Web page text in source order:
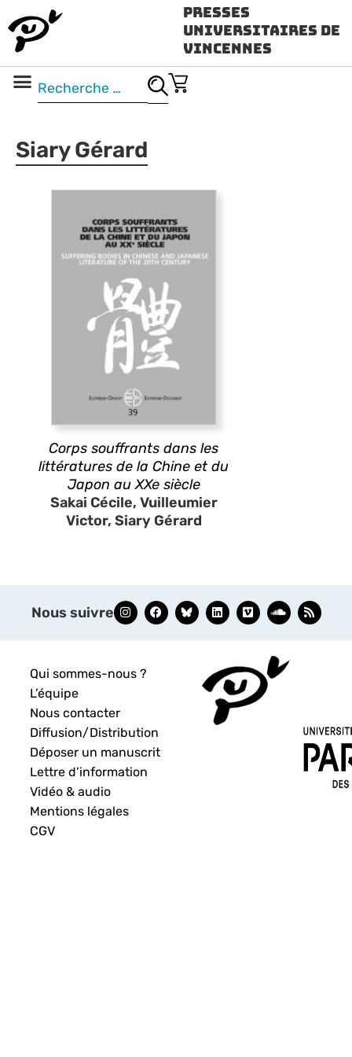
Presses
Universitaires de
Vincennes
Siary Gérard
Corps souffrants dans les
littératures de la Chine et du
Japon au XXe siècle
Sakai Cécile, Vuilleumier
Victor, Siary Gérard
Nous suivre
Qui sommes-nous ?
L’équipe
Nous contacter
Diffusion/Distribution
Déposer un manuscrit
Lettre d’information
Vidéo & audio
Mentions légales
CGV